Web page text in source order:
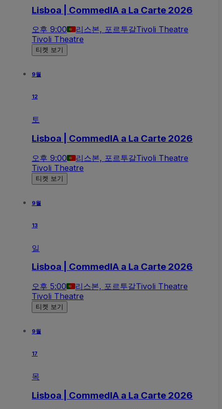
Lisboa | CommedIA a La Carte 2026
오후 9:00 리스본, 포르투갈Tivoli Theatre
Tivoli Theatre
티켓 보기
9월
12
토
Lisboa | CommedIA a La Carte 2026
오후 9:00 리스본, 포르투갈Tivoli Theatre
Tivoli Theatre
티켓 보기
9월
13
일
Lisboa | CommedIA a La Carte 2026
오후 5:00 리스본, 포르투갈Tivoli Theatre
Tivoli Theatre
티켓 보기
9월
17
목
Lisboa | CommedIA a La Carte 2026